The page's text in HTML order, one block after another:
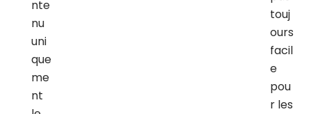
nte
nu
uni
que
me
nt
touj
ours
facil
e
pou
r les